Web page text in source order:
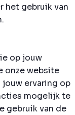
het gebruik van
op jouw
onze website
jouw ervaring op
mogelijk te
gebruik van de